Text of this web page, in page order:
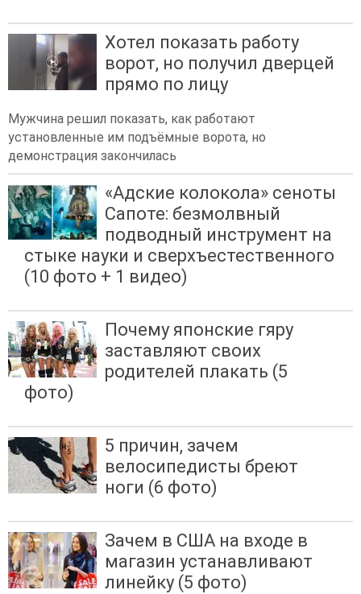
Хотел показать работу
ворот, но получил дверцей
прямо по лицу
Мужчина решил показать, как работают
установленные им подъёмные ворота, но
демонстрация закончилась
«Адские колокола» сеноты
Сапоте: безмолвный
подводный инструмент на
стыке науки и сверхъестественного
(10 фото + 1 видео)
Почему японские гяру
заставляют своих
родителей плакать (5
фото)
5 причин, зачем
велосипедисты бреют
ноги (6 фото)
Зачем в США на входе в
магазин устанавливают
линейку (5 фото)